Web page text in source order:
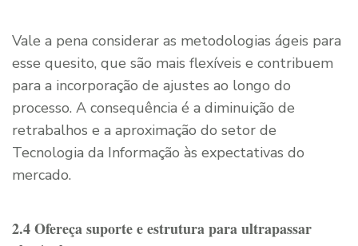
Vale a pena considerar as metodologias ágeis para
esse quesito, que são mais flexíveis e contribuem
para a incorporação de ajustes ao longo do
processo. A consequência é a diminuição de
retrabalhos e a aproximação do setor de
Tecnologia da Informação às expectativas do
mercado.
2.4 Ofereça suporte e estrutura para ultrapassar